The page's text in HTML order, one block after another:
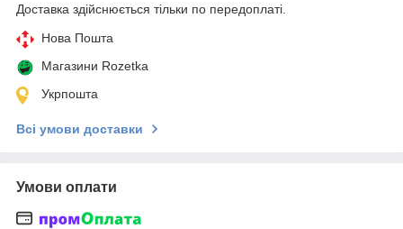
Доставка здійснюється тільки по передоплаті.
Нова Пошта
Магазини Rozetka
Укрпошта
Всі умови доставки
Умови оплати